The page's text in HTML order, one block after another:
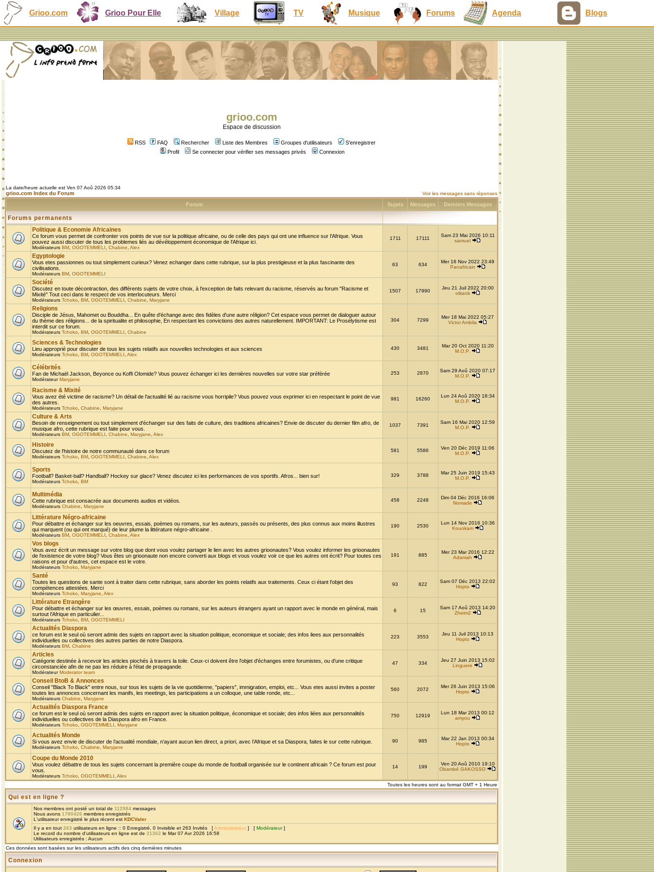
Grioo.com Grioo Pour Elle Village TV Musique Forums Agenda Blogs
grioo.com
Espace de discussion
RSS FAQ Rechercher Liste des Membres Groupes d'utilisateurs
S'enregistrer
Profil
Se connecter pour vérifier ses messages privés Connexion
La date/heure actuelle est Ven 07 Aoû 2026 05:34
grioo.com Index du Forum Voir les messages sans réponses
Forum Sujets Messages Derniers Messages
Forums permanents
Politique & Economie Africaines
Ce forum vous permet de confronter vos points de vue sur la politique africaine, ou de celle des pays qui ont une influence sur l'Afrique. Vous
pouvez aussi discuter de tous les problemes liés au dévéloppement économique de l'Afrique ici.
Modérateurs BM OGOTEMMELI Chabine Alex
1711 17111
Sam 23 Mai 2026 10:11
samuel
Egyptologie
Vous etes passionnes ou tout simplement curieux? Venez echanger dans cette rubrique, sur la plus prestigieuse et la plus fascinante des
civilisations.
Modérateurs BM OGOTEMMELI
63 634
Mer 16 Nov 2022 23:49
Panafricain
Société
Discutez en toute décontraction, des différents sujets de votre choix, à l'exception de faits relevant du racisme, réservés au forum "Racisme et
Mixité" Tout ceci dans le respect de vos interlocuteurs. Merci
Modérateurs Tchoko BM OGOTEMMELI Chabine Maryjane
1507 17990
Jeu 21 Juil 2022 20:00
olitank
Religions
Disciple de Jésus, Mahomet ou Bouddha... En quête d'échange avec des fidèles d'une autre réligion? Cet espace vous permet de dialoguer autour
du thème des réligions... de la spiritualite et philosophie, En respectant les convictions des autres naturellement. IMPORTANT: Le Prosélytisme est
interdit sur ce forum.
Modérateurs Tchoko BM OGOTEMMELI Chabine
304 7299
Mer 18 Mai 2022 05:27
Victor Ambila
Sciences & Technologies
Lieu approprié pour discuter de tous les sujets relatifs aux nouvelles technologies et aux sciences
Modérateurs Tchoko BM OGOTEMMELI Alex
430 3481
Mar 20 Oct 2020 11:20
M.O.P.
Célébrités
Fan de Michaël Jackson, Beyonce ou Koffi Olomide? Vous pouvez échanger ici les dernières nouvelles sur votre star préférée
ModérateurMaryjane
253 2870
Sam 29 Aoû 2020 07:17
M.O.P.
Racisme & Mixité
Vous avez été victime de racisme? Un détail de l'actualité lié au racisme vous horripile? Vous pouvez vous exprimer ici en respectant le point de vue
des autres.
Modérateurs Tchoko Chabine Maryjane
981 16260
Lun 24 Aoû 2020 18:34
M.O.P.
Culture & Arts
Besoin de renseignement ou tout simplement d'échanger sur des faits de culture, des traditions africaines? Envie de discuter du dernier film afro, de
musique afro, cette rubrique est faite pour vous.
Modérateurs BM OGOTEMMELI Chabine Maryjane Alex
1037 7391
Sam 16 Mai 2020 12:59
M.O.P.
Histoire
Discutez de l'histoire de notre communauté dans ce forum
Modérateurs Tchoko BM OGOTEMMELI Chabine Alex
581 5586
Ven 20 Déc 2019 11:06
M.O.P.
Sports
Football? Basket-ball? Handball? Hockey sur glace? Venez discutez ici les performances de vos sportifs. Afros... bien sur!
Modérateurs Tchoko BM
329 3788
Mar 25 Juin 2019 15:43
M.O.P.
Multimédia
Cette rubrique est consacrée aux documents audios et vidéos.
Modérateurs Chabine Maryjane
458 2248
Dim 04 Déc 2016 16:06
Nomade
Littérature Négro-africaine
Pour débattre et échanger sur les oeuvres, essais, poèmes ou romans, sur les auteurs, passés ou présents, des plus connus aux moins illustres
qui marquent (ou qui ont marqué) de leur plume la littérature négro-africaine .
Modérateurs BM OGOTEMMELI Chabine Alex
190 2530
Lun 14 Nov 2016 10:36
Kouokam
Vos blogs
Vous avez écrit un message sur votre blog que dont vous voulez partager le lien avec les autres grioonautes? Vous voulez informer les grioonautes
de l'existence de votre blog? Vous êtes un grioonaute non encore converti aux blogs et vous voulez voir ce que les autres ont écrit? Pour toutes ces
raisons et pour d'autres, cet espace est le votre.
Modérateurs Tchoko Maryjane
191 885
Mer 23 Mar 2016 12:22
Adamah
Santé
Toutes les questions de sante sont à traiter dans cette rubrique, sans aborder les points relatifs aux traitements. Ceux ci étant l'objet des
compétences attestées. Merci
Modérateurs Tchoko Maryjane Alex
93 822
Sam 07 Déc 2013 22:02
Hopto
Littérature Etrangère
Pour débattre et échanger sur les œuvres, essais, poèmes ou romans, sur les auteurs étrangers ayant un rapport avec le monde en général, mais
surtout l'Afrique en particulier...
Modérateurs Tchoko BM OGOTEMMELI
6 15
Sam 17 Aoû 2013 14:20
Zheim2
Actualités Diaspora
ce forum est le seul où seront admis des sujets en rapport avec la situation politique, economique et sociale; des infos liees aux personnalités
individuelles ou collectives des autres parties de notre Diaspora.
Modérateurs BM Chabine
223 3553
Jeu 11 Juil 2013 10:13
Hopto
Articles
Catégorie destinée à recevoir les articles piochés à travers la toile. Ceux-ci doivent être l'objet d'échanges entre forumistes, ou d'une critique
circonstanciée afin de ne pas les réduire à l'état de propagande.
ModérateurModerator team
47 334
Jeu 27 Juin 2013 15:02
Linguere
Conseil BtoB & Annonces
Conseil "Black To Black" entre nous, sur tous les sujets de la vie quotidienne, "papiers", immigration, emploi, etc... Vous etes aussi invites a poster
toutes les annonces concernant les manifs, les meetings, les participations a un colloque, une table ronde, etc...
Modérateurs Chabine Maryjane
560 2072
Mer 26 Juin 2013 15:06
Hopto
Actualités Diaspora France
ce forum est le seul où seront admis des sujets en rapport avec la situation politique, économique et sociale; des infos liées aux personnalités
individuelles ou collectives de la Diaspora afro en France.
Modérateurs Tchoko OGOTEMMELI Maryjane
750 12919
Lun 18 Mar 2013 00:12
amyou
Actualités Monde
Si vous avez envie de discuter de l’actualité mondiale, n’ayant aucun lien direct, a priori, avec l’Afrique et sa Diaspora, faites le sur cette rubrique.
Modérateurs Tchoko Chabine Maryjane
90 985
Mar 22 Jan 2013 00:34
Hopto
Coupe du Monde 2010
Vous voulez débattre de tous les sujets concernant la première coupe du monde de football organisée sur le continent africain ? Ce forum est pour
vous.
Modérateurs Tchoko OGOTEMMELI Alex
14 199
Ven 20 Aoû 2010 19:10
Obambé GAKOSSO
Toutes les heures sont au format GMT + 1 Heure
Qui est en ligne ?
Nos membres ont posté un total de 112984 messages
Nous avons 1780426 membres enregistrés
L'utilisateur enregistré le plus récent est KDCValer
Il y a en tout 263 utilisateurs en ligne :: 0 Enregistré, 0 Invisible et 263 Invités [Administrateur ] [ Modérateur]
Le record du nombre d'utilisateurs en ligne est de 21362 le Mar 07 Avr 2026 16:58
Utilisateurs enregistrés : Aucun
Ces données sont basées sur les utilisateurs actifs des cinq dernières minutes
Connexion